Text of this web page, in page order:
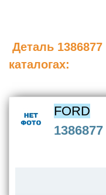
Деталь 1386877
каталогах:
FORD
1386877